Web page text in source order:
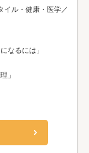
イル・健康・医学／
なるには」
」